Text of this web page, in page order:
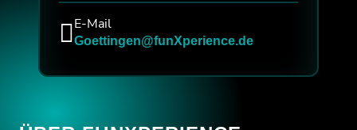
E-Mail
Goettingen@funXperience.de